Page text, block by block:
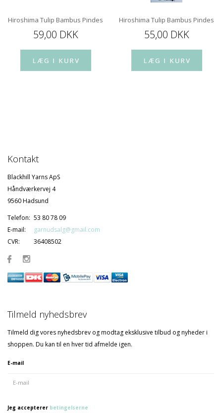
Hiroshima Tulip Bambus Pindespids 12 cm
59,00 DKK
Hiroshima Tulip Bambus
55,00 DKK
Kontakt
Blackhill Yarns ApS
Håndværkervej 4
9560 Hadsund
Telefon: 53 80 78 09
E-mail:
garnudsalg@gmail.com
CVR:
36408502
Tilmeld nyhedsbrev
Tilmeld dig vores nyhedsbrev og modtag eksklusive tilbud og nyheder i
shoppen. Du kan til en hver tid afmelde igen.
E-mail
Jeg accepterer betingelserne